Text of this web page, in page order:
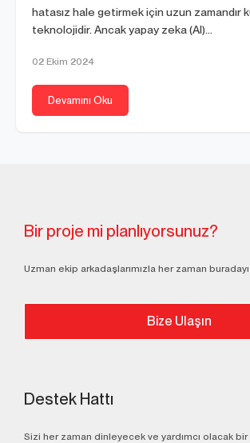
hatasız hale getirmek için uzun zamandır
teknolojidir. Ancak yapay zeka (AI)...
02 Ekim 2024
Devamını Oku
Bir proje mi planlıyorsunuz?
Uzman ekip arkadaşlarımızla her zaman
Bize Ulaşın
Destek Hattı
Sizi her zaman dinleyecek ve yardımcı olacak